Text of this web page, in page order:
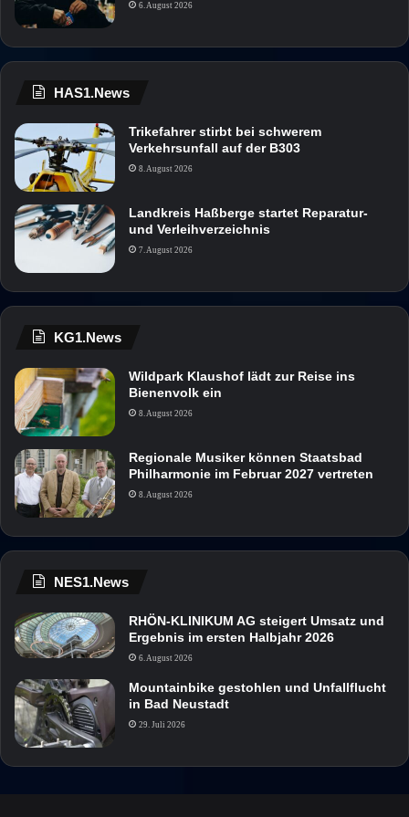
6. August 2026
HAS1.News
Trikefahrer stirbt bei schwerem
Verkehrsunfall auf der B303
8. August 2026
Landkreis Haßberge startet Reparatur-
und Verleihverzeichnis
7. August 2026
KG1.News
Wildpark Klaushof lädt zur Reise ins
Bienenvolk ein
8. August 2026
Regionale Musiker können Staatsbad
Philharmonie im Februar 2027 vertreten
8. August 2026
NES1.News
RHÖN-KLINIKUM AG steigert Umsatz und
Ergebnis im ersten Halbjahr 2026
6. August 2026
Mountainbike gestohlen und Unfallflucht
in Bad Neustadt
29. Juli 2026